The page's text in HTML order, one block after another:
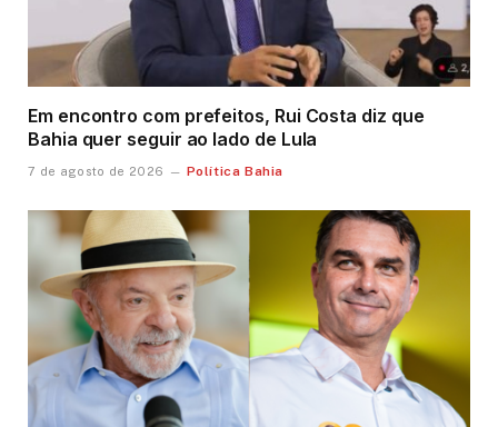
Em encontro com prefeitos, Rui Costa diz que
Bahia quer seguir ao lado de Lula
7 de agosto de 2026 Política Bahia